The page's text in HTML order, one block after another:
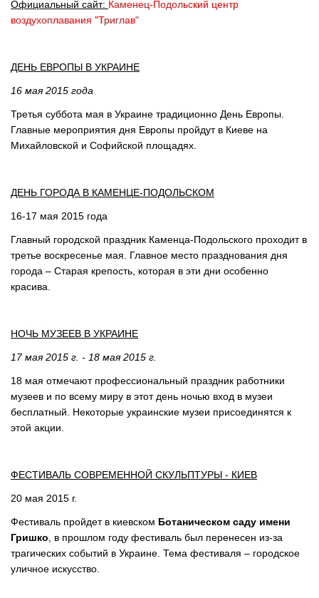
Официальный сайт: Каменец-Подольский центр
воздухоплавания "Триглав"
ДЕНЬ ЕВРОПЫ В УКРАИНЕ
16 мая 2015 года
Третья суббота мая в Украине традиционно День Европы.
Главные мероприятия дня Европы пройдут в Киеве на
Михайловской и Софийской площадях.
ДЕНЬ ГОРОДА В КАМЕНЦЕ-ПОДОЛЬСКОМ
16-17 мая 2015 года
Главный городской праздник Каменца-Подольского проходит в
третье воскресенье мая. Главное место празднования дня
города – Старая крепость, которая в эти дни особенно
красива.
НОЧЬ МУЗЕЕВ В УКРАИНЕ
17 мая 2015 г. - 18 мая 2015 г.
18 мая отмечают профессиональный праздник работники
музеев и по всему миру в этот день ночью вход в музеи
бесплатный. Некоторые украинские музеи присоединятся к
этой акции.
ФЕСТИВАЛЬ СОВРЕМЕННОЙ СКУЛЬПТУРЫ - КИЕВ
20 мая 2015 г.
Фестиваль пройдет в киевском Ботаническом саду имени
Гришко , в прошлом году фестиваль был перенесен из-за
трагических событий в Украине. Тема фестиваля – городское
уличное искусство.